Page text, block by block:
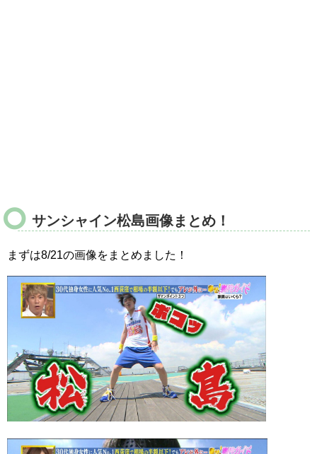
サンシャイン松島画像まとめ！
まずは8/21の画像をまとめました！